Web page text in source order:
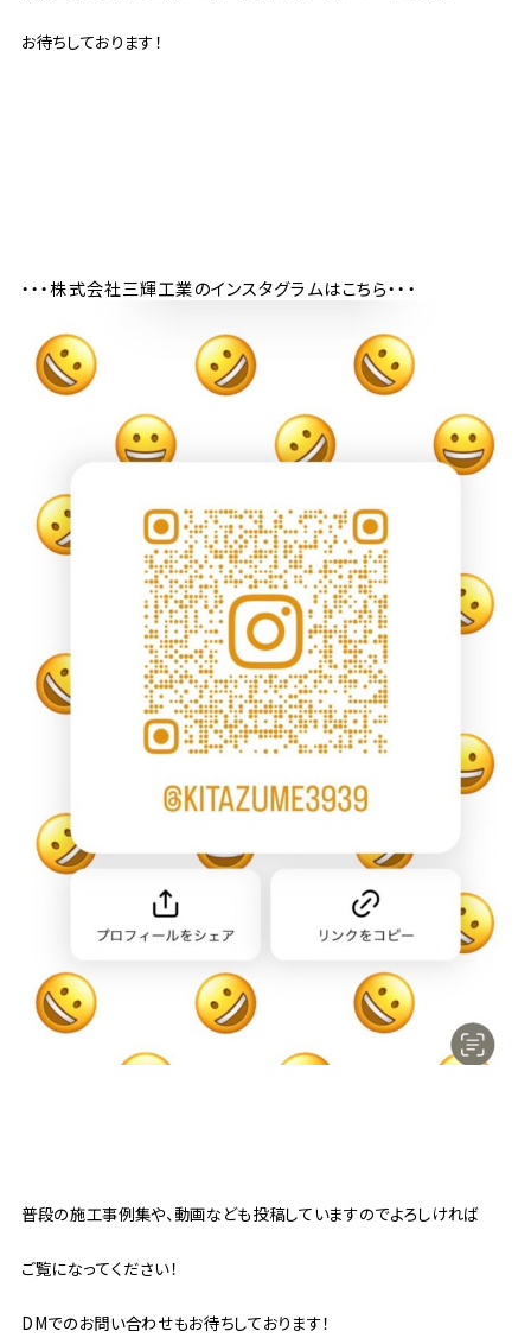
お待ちしております！
・・・株式会社三輝工業のインスタグラムはこちら・・・
普段の施工事例集や、動画なども投稿していますのでよろしければ
ご覧になってください！
DMでのお問い合わせもお待ちしております！